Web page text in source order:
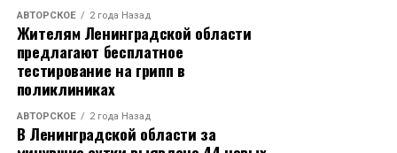
АВТОРСКОЕ 2 года Назад
Жителям Ленинградской области
предлагают бесплатное
тестирование на грипп в
поликлиниках
АВТОРСКОЕ 2 года Назад
В Ленинградской области за